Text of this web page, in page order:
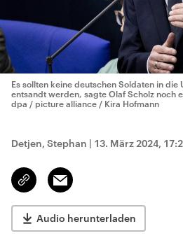
Es sollten keine deutschen Soldaten in die
entsandt werden, sagte Olaf Scholz noch
dpa / picture alliance / Kira Hofmann
Detjen, Stephan | 13. März 2024,
Link
kopieren/teilen
Email
Audio herunterladen